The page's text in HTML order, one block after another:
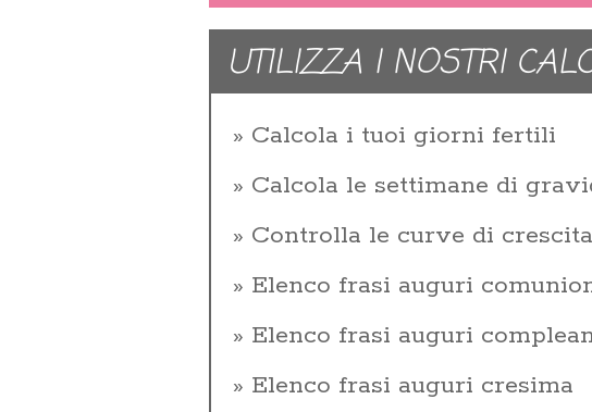
UTILIZZA I NOSTRI
Calcola i tuoi giorni fertili
Calcola le settimane di
Controlla le curve di
Elenco frasi auguri
Elenco frasi auguri
Elenco frasi auguri cresima